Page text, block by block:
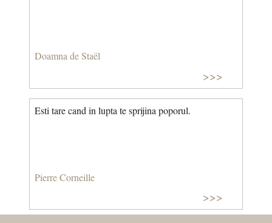
Doamna de Staël
>>>
Esti tare cand in lupta te sprijina poporul.
Pierre Corneille
>>>